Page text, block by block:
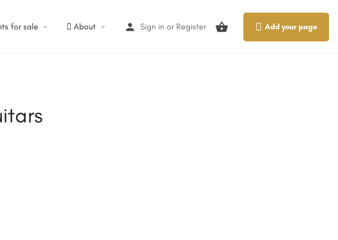
for sale About Sign in or Register Add your page